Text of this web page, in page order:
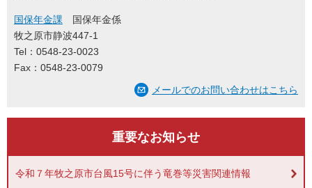
国保年金課
国保年金係
牧之原市静波447-1
Tel：0548-23-0023
Fax：0548-23-0079
メールでのお問い合わせはこちら
重要なお知らせ
令和７年牧之原市台風15号に伴う竜巻等災害関連情報